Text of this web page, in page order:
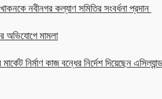
নবীনগর কল্যাণ সমিতির সংবর্ধনা প্রদান
অভিযোগে মামলা
নির্মাণ কাজ বন্ধের নির্দেশ দিয়েছেন